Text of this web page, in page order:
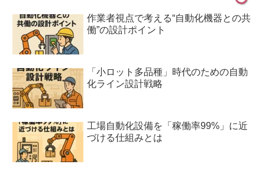
作業者視点で考える“自動化機器との共
働”の設計ポイント
「小ロット多品種」時代のための自動
化ライン設計戦略
工場自動化設備を「稼働率99%」に近
づける仕組みとは